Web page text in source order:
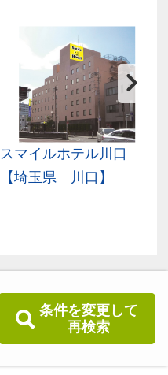
条件を変更して
再検索
スマイルホテル川口
【埼玉県 川口】